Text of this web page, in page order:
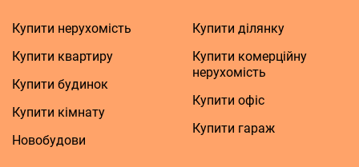
Купити нерухомість
Купити квартиру
Купити будинок
Купити кімнату
Новобудови
Купити ділянку
Купити комерційну
нерухомість
Купити офіс
Купити гараж